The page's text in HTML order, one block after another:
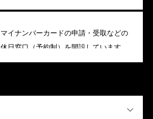
マイナンバーカードの申請・受取などの
休日窓口（予約制）を開設しています
（稲美町）